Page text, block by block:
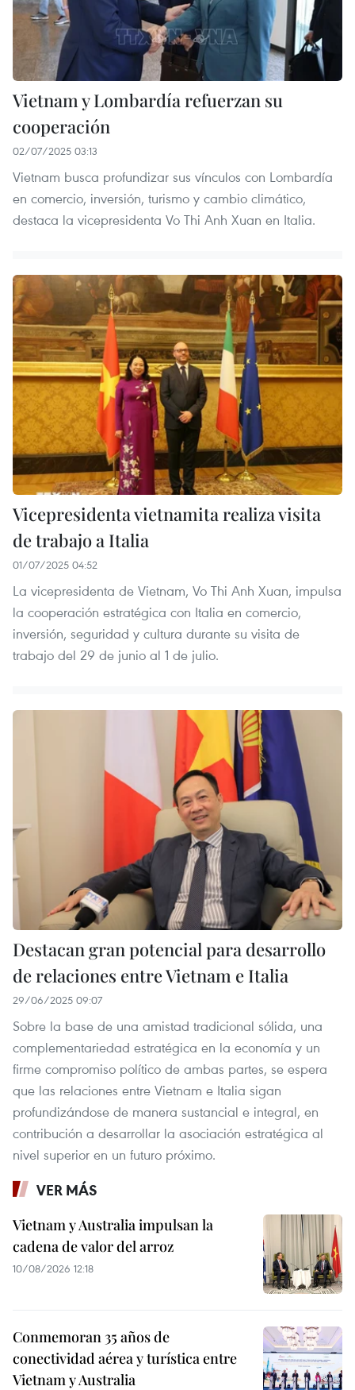
Vietnam y Lombardía refuerzan su
cooperación
02/07/2025 03:13
Vietnam busca profundizar sus vínculos con Lombardía
en comercio, inversión, turismo y cambio climático,
destaca la vicepresidenta Vo Thi Anh Xuan en Italia.
Vicepresidenta vietnamita realiza visita
de trabajo a Italia
01/07/2025 04:52
La vicepresidenta de Vietnam, Vo Thi Anh Xuan, impulsa
la cooperación estratégica con Italia en comercio,
inversión, seguridad y cultura durante su visita de
trabajo del 29 de junio al 1 de julio.
Destacan gran potencial para desarrollo
de relaciones entre Vietnam e Italia
29/06/2025 09:07
Sobre la base de una amistad tradicional sólida, una
complementariedad estratégica en la economía y un
firme compromiso político de ambas partes, se espera
que las relaciones entre Vietnam e Italia sigan
profundizándose de manera sustancial e integral, en
contribución a desarrollar la asociación estratégica al
nivel superior en un futuro próximo.
VER MÁS
Vietnam y Australia impulsan la
cadena de valor del arroz
10/08/2026 12:18
Conmemoran 35 años de
conectividad aérea y turística entre
Vietnam y Australia